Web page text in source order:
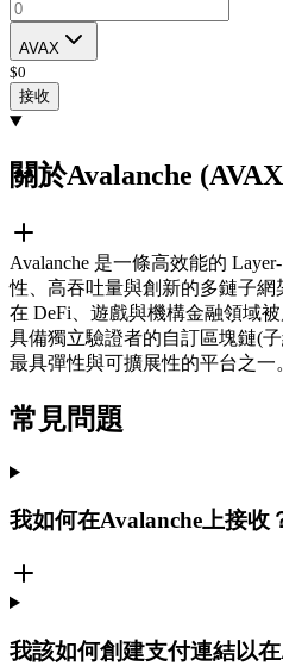
AVAX
$0
接收
關於Avalanche
Avalanche 是一條高效能的
性、高吞吐量與創新的多鏈子網
在 DeFi、遊戲與機構金融領域
具備獨立驗證者的自訂區塊鏈(
最具彈性與可擴展性的平台之一
常見問題
我如何在Avalanche上接收
我該如何創建支付連結以